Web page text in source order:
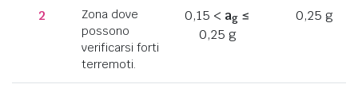
2
Zona dove
possono
verificarsi forti
terremoti.
0,15 < ag ≤
0,25 g
0,25 g